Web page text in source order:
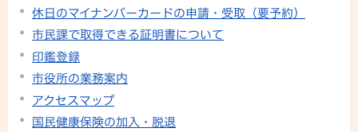
休日のマイナンバーカードの申請・受取（要予約）
市民課で取得できる証明書について
印鑑登録
市役所の業務案内
アクセスマップ
国民健康保険の加入・脱退